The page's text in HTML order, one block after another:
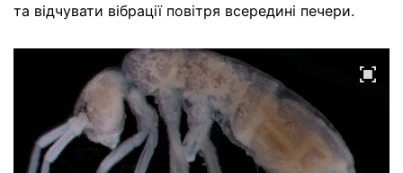
та відчувати вібрації повітря всередині печери.